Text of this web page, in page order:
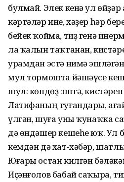
булмай. Элек кенә ул
кәртәләр ине, хәҙер һәр
бейек ҡойма, тиҙ генә
ла ҡалын таҡтанан,
урамдан эстә нимә
мул тормошта йәшәүсе
шул: көндөҙ эштә,
Латифаның туғандары,
үлгән, шуға уны ҡунаҡҡа
дә өндәшер кешеһе юҡ. Ул
кемдән дә хат-хәбәр,
Юғары остан килгән
Иҫәнғолов бабай саҡыра,